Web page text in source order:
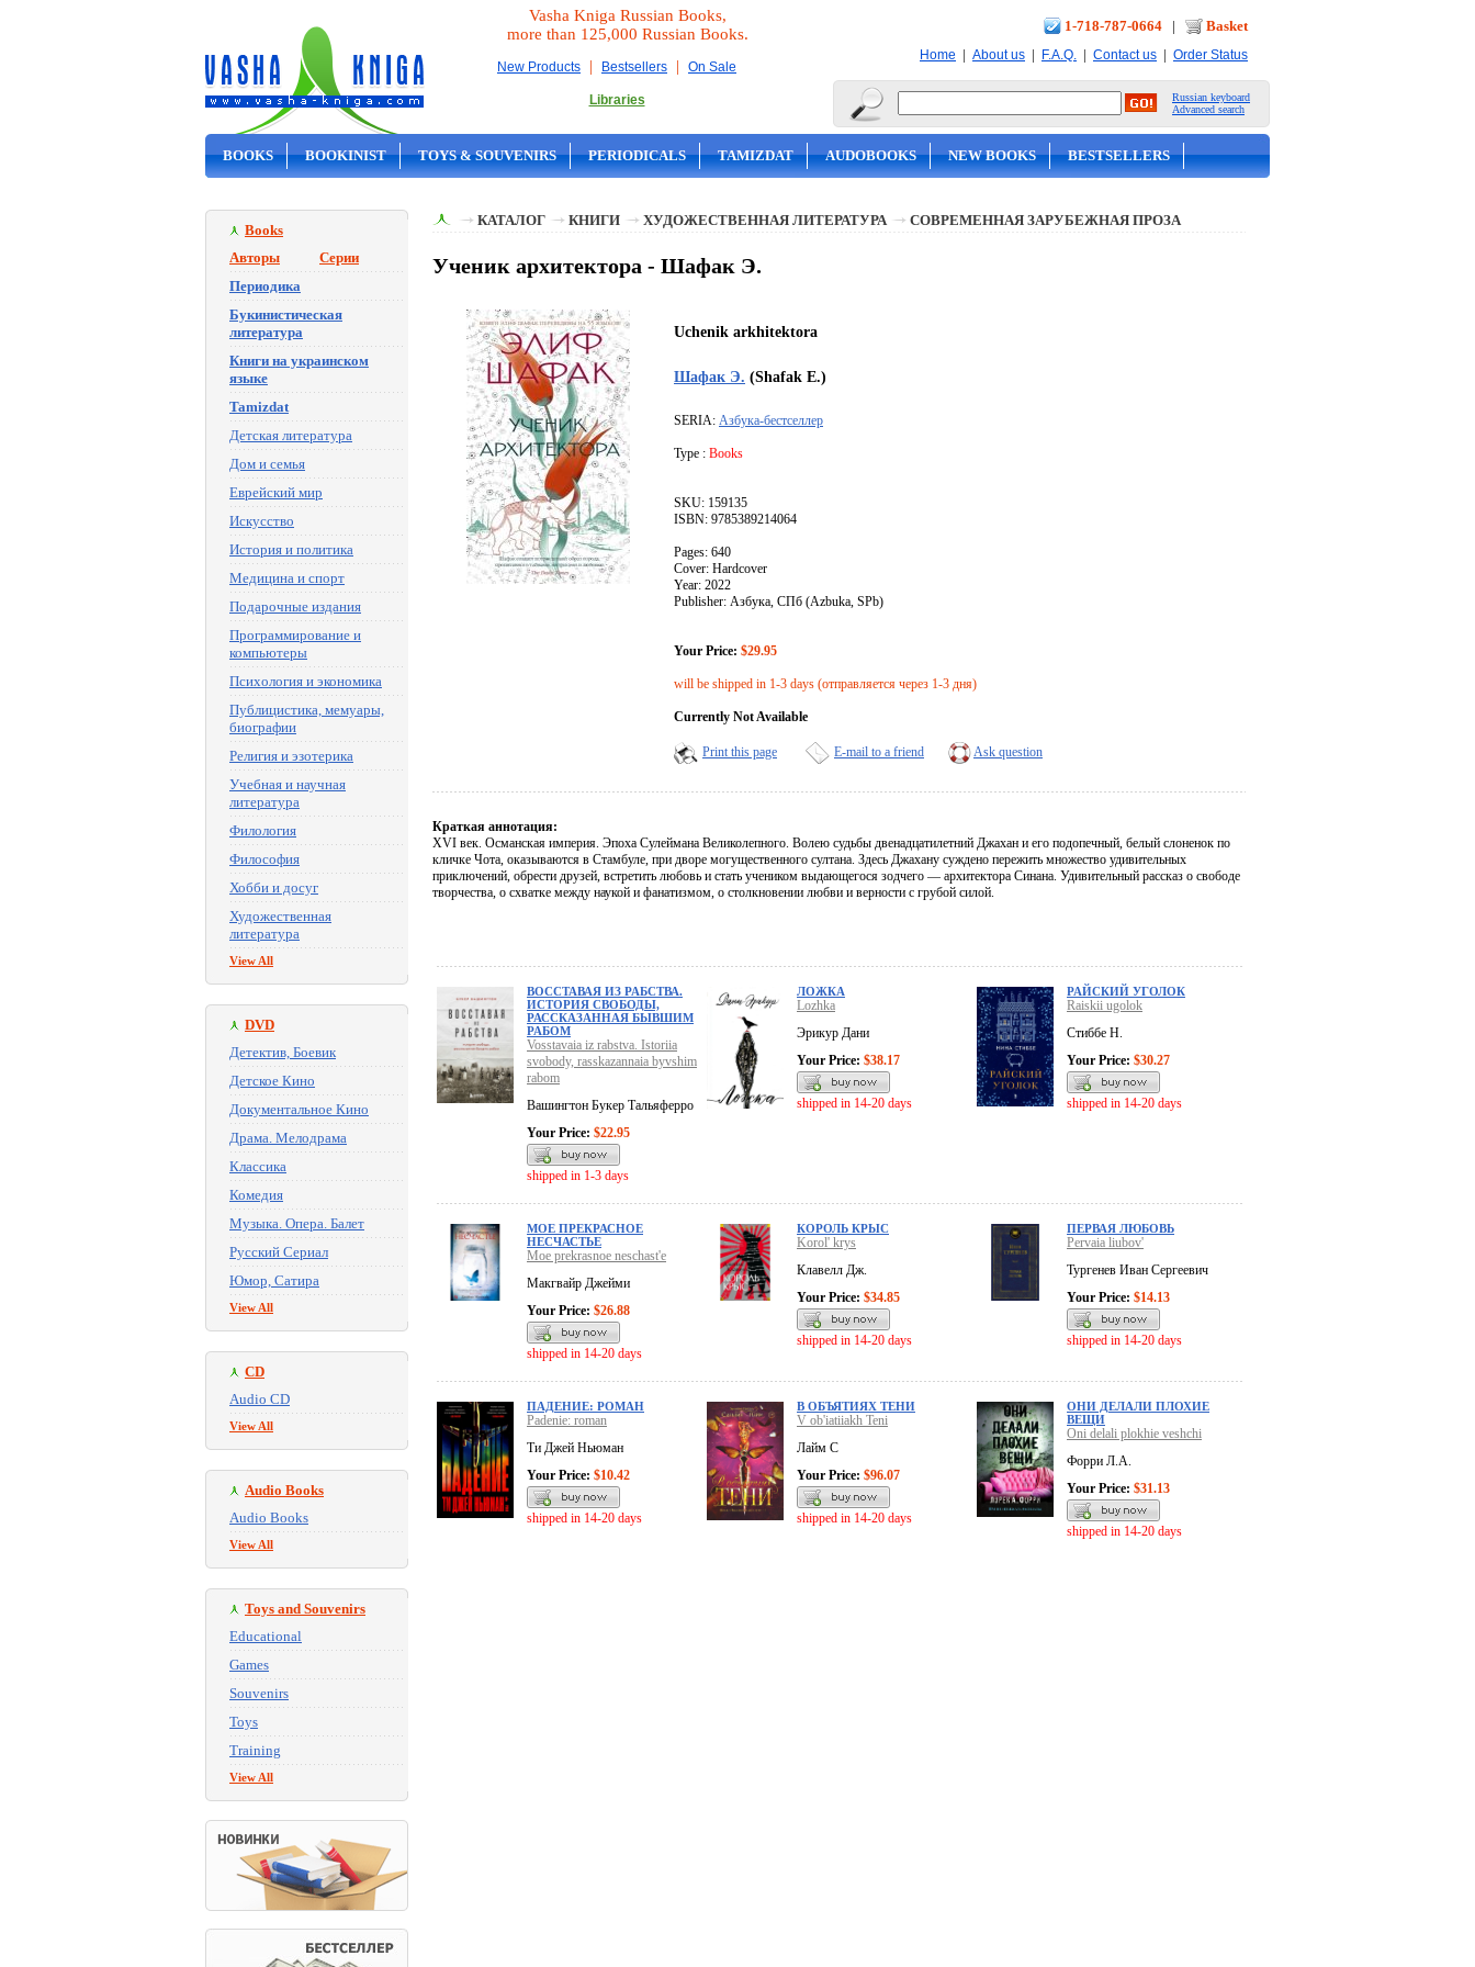
Vasha Kniga Russian Books,
more than 125,000 Russian Books.
New Products | Bestsellers | On Sale
Libraries
1-718-787-0664 | Basket
Home | About us | F.A.Q. | Contact us | Order Status
Russian keyboard
Advanced search
BOOKS BOOKINIST TOYS & SOUVENIRS PERIODICALS TAMIZDAT AUDOBOOKS NEW BOOKS BESTSELLERS
Books
Авторы
Серии
Периодика
Букинистическая
литература
Книги на украинском
языке
Tamizdat
Детская литература
Дом и семья
Еврейский мир
Искусство
История и политика
Медицина и спорт
Подарочные издания
Программирование и
компьютеры
Психология и экономика
Публицистика, мемуары,
биографии
Религия и эзотерика
Учебная и научная
литература
Филология
Философия
Хобби и досуг
Художественная
литература
View All
DVD
Детектив, Боевик
Детское Кино
Документальное Кино
Драма. Мелодрама
Классика
Комедия
Музыка. Опера. Балет
Русский Сериал
Юмор, Сатира
View All
CD
Audio CD
View All
Audio Books
Audio Books
View All
Toys and Souvenirs
Educational
Games
Souvenirs
Toys
Training
View All
КАТАЛОГ КНИГИ ХУДОЖЕСТВЕННАЯ ЛИТЕРАТУРА СОВРЕМЕННАЯ ЗАРУБЕЖНАЯ ПРОЗА
Ученик архитектора - Шафак Э.
Uchenik arkhitektora
Шафак Э. (Shafak E.)
SERIA: Азбука-бестселлер
Type : Books
SKU: 159135
ISBN: 9785389214064
Pages: 640
Cover: Hardcover
Year: 2022
Publisher: Азбука, СПб (Azbuka, SPb)
Your Price: $29.95
will be shipped in 1-3 days (отправляется через 1-3 дня)
Currently Not Available
Print this page E-mail to a friend Ask question
Краткая аннотация:
XVI век. Османская империя. Эпоха Сулеймана Великолепного. Волею судьбы двенадцатилетний Джахан и его подопечный, белый слоненок по
кличке Чота, оказываются в Стамбуле, при дворе могущественного султана. Здесь Джахану суждено пережить множество удивительных
приключений, обрести друзей, встретить любовь и стать учеником выдающегося зодчего — архитектора Синана. Удивительный рассказ о свободе
творчества, о схватке между наукой и фанатизмом, о столкновении любви и верности с грубой силой.
ВОССТАВАЯ ИЗ РАБСТВА.
ИСТОРИЯ СВОБОДЫ,
РАССКАЗАННАЯ БЫВШИМ
РАБОМ
Vosstavaia iz rabstva. Istoriia
svobody, rasskazannaia byvshim
rabom
Вашингтон Букер Тальяферро
Your Price: $22.95
shipped in 1-3 days
ЛОЖКА
Lozhka
Эрикур Дани
Your Price: $38.17
shipped in 14-20 days
РАЙСКИЙ УГОЛОК
Raiskii ugolok
Стиббе Н.
Your Price: $30.27
shipped in 14-20 days
МОЕ ПРЕКРАСНОЕ
НЕСЧАСТЬЕ
Moe prekrasnoe neschast'e
Макгвайр Джейми
Your Price: $26.88
shipped in 14-20 days
КОРОЛЬ КРЫС
Korol' krys
Клавелл Дж.
Your Price: $34.85
shipped in 14-20 days
ПЕРВАЯ ЛЮБОВЬ
Pervaia liubov'
Тургенев Иван Сергеевич
Your Price: $14.13
shipped in 14-20 days
ПАДЕНИЕ: РОМАН
Padenie: roman
Ти Джей Ньюман
Your Price: $10.42
shipped in 14-20 days
В ОБЪЯТИЯХ ТЕНИ
V ob'iatiiakh Teni
Лайм С
Your Price: $96.07
shipped in 14-20 days
ОНИ ДЕЛАЛИ ПЛОХИЕ
ВЕЩИ
Oni delali plokhie veshchi
Форри Л.А.
Your Price: $31.13
shipped in 14-20 days